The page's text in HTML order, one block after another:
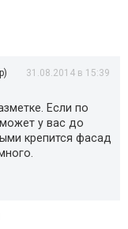
31.08.2014 в 15:39
Если по
у вас до
крепится фасад